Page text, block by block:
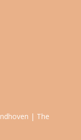
| The